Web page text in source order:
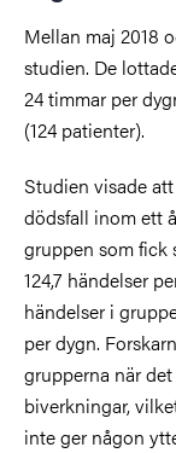
Mellan maj 2018
studien. De
24 timmar per
(124 patienter).
Studien visade
dödsfall inom ett
gruppen som fick
124,7 händelser
händelser i
per dygn.
grupperna när
biverkningar,
inte ger någon